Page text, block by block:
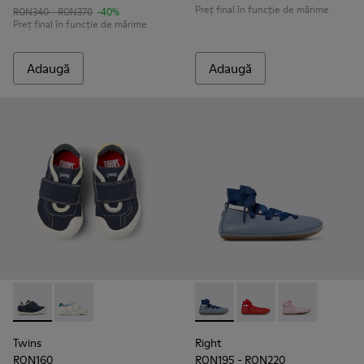
RON340 - RON370 -40%
Preț final în funcție de mărime
Adaugă
Preț final în funcție de mărime
Adaugă
Twins - K800682-004 - Pantofi sport multicolori din
Twins - K800682-002
Twins
RON160
Right - K800674-002 -
Right - K800674-003
Right -
Right
RON195 - RON220